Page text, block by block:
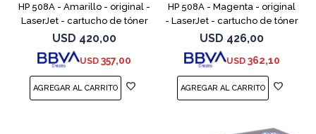
HP 508A - Amarillo - original -
LaserJet - cartucho de tóner
(CF362A) - para Color
LaserJet Enterprise MFP M577;
LaserJet Enterp
USD 420,00
USD 357,00
HP 508A - Magenta - original
- LaserJet - cartucho de tóner
(CF363A) - para Color
LaserJet Enterprise MFP M577;
LaserJet Enterpr
USD 426,00
USD 362,10